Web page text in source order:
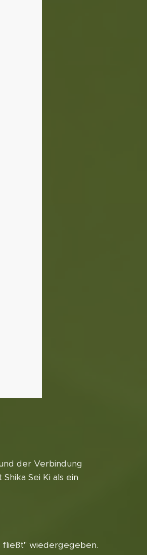
der Verbindung
Sei Ki als ein
fließt" wiedergegeben.